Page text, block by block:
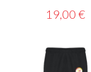
19,00 €